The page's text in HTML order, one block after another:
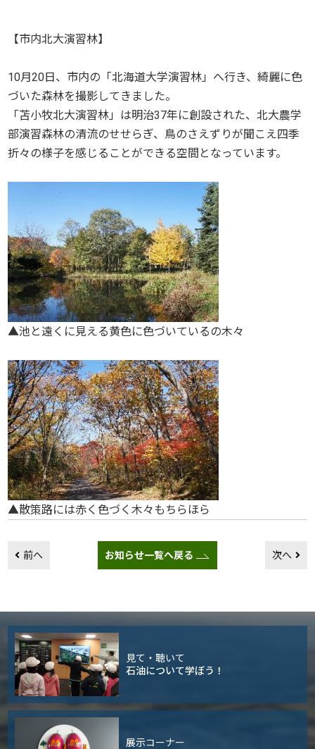
【市内北大演習林】
10月20日、市内の「北海道大学演習林」へ行き、綺麗に色
づいた森林を撮影してきました。
「苫小牧北大演習林」は明治37年に創設された、北大農学
部演習森林の清流のせせらぎ、鳥のさえずりが聞こえ四季
折々の様子を感じることができる空間となっています。
▲池と遠くに見える黄色に色づいているの木々
▲散策路には赤く色づく木々もちらほら
前へ お知らせ一覧へ戻る 次へ
見て・聴いて
石油について学ぼう！
展示コーナー